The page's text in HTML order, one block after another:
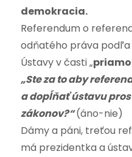
demokracia.
Referendum o
odňatého práva
Ústavy v časti „priamo
„Ste za to aby
a dopĺňať ústavu
zákonov?“(áno-nie)
Dámy a páni, treťou
má prezidentka a